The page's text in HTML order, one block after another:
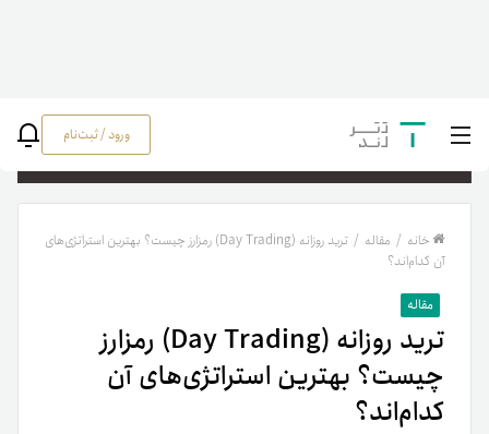
ورود / ثبت‌نام
خانه / مقاله /
ترید روزانه (Day Trading) رمزارز چیست؟ بهترین استراتژی‌های
آن کدام‌اند؟
مقاله
ترید روزانه (Day Trading) رمزارز
چیست؟ بهترین استراتژی‌های آن
کدام‌اند؟